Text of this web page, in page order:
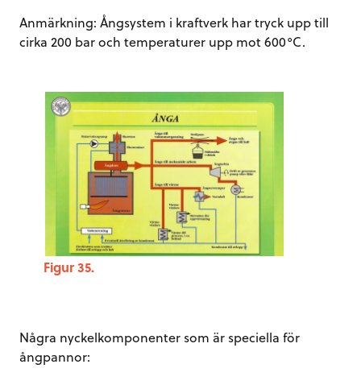
Anmärkning: Ångsystem i kraftverk har tryck upp till
cirka 200 bar och temperaturer upp mot 600°C.
Figur 35.
Några nyckelkomponenter som är speciella för
ångpannor: